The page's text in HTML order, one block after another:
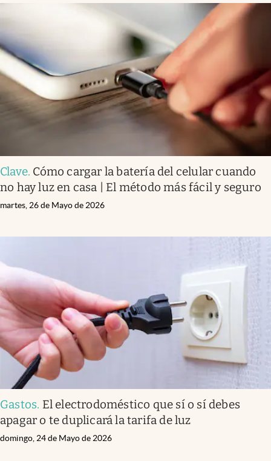
Clave. Cómo cargar la batería del celular cuando
no hay luz en casa | El método más fácil y seguro
martes, 26 de Mayo de 2026
Gastos. El electrodoméstico que sí o sí debes
apagar o te duplicará la tarifa de luz
domingo, 24 de Mayo de 2026